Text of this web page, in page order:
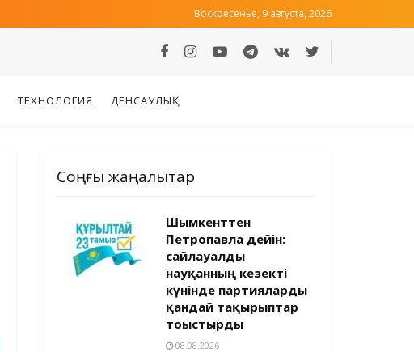
Воскресенье, 9 августа, 2026
ТЕХНОЛОГИЯ ДЕНСАУЛЫҚ
Соңғы жаңалықтар
Шымкенттен
Петропавлға дейін:
сайлауалды
науқанның кезекті
күнінде партияларды
қандай тақырыптар
тоғыстырды
08.08.2026